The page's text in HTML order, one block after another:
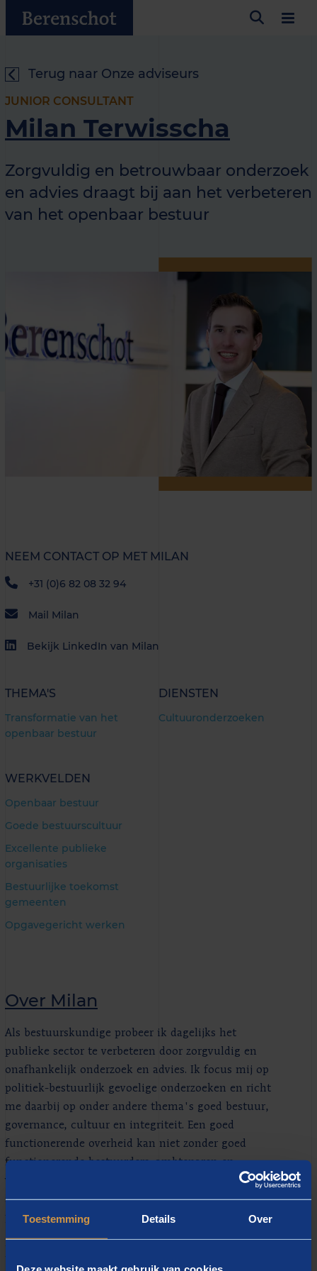
Toestemming Details Over
Terug naar Onze adviseurs
JUNIOR CONSULTANT
Milan Terwisscha
Zorgvuldig en betrouwbaar onderzoek
en advies draagt bij aan het verbeteren
van het openbaar bestuur
Over Milan
Als bestuurskundige probeer ik dagelijks het
publieke sector te verbeteren door zorgvuldig en
onafhankelijk onderzoek en advies. Ik focus mij op
politiek-bestuurlijk gevoelige onderzoeken en richt
me daarbij op onder andere thema's goed bestuur,
governance, cultuur en integriteit. Een goed
functionerende overheid kan niet zonder goed
functionerende bestuurders, ambtenaren en
volksvertegenwoordigers. Hier draag ik graag mijn
steentje aan bij door onderzoeker, adviseur,
procesbegeleider en/of trainer.
In al mijn werkzaamheden zit een politiek-
NEEM CONTACT OP MET MILAN
+31 (0)6 82 08 32 94
Mail Milan
Bekijk LinkedIn van Milan
THEMA'S
Transformatie van het
openbaar bestuur
WERKVELDEN
Openbaar bestuur
Goede bestuurscultuur
Excellente publieke
organisaties
Bestuurlijke toekomst
gemeenten
Opgavegericht werken
DIENSTEN
Cultuuronderzoeken